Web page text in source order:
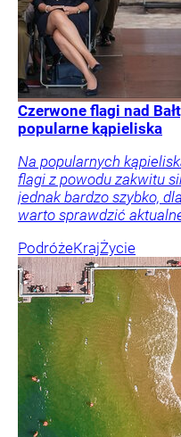
Czerwone flagi nad
popularne kąpieliska
Na popularnych
flagi z powodu zakwitu
jednak bardzo szybko,
warto sprawdzić
PodróżeKrajŻycie